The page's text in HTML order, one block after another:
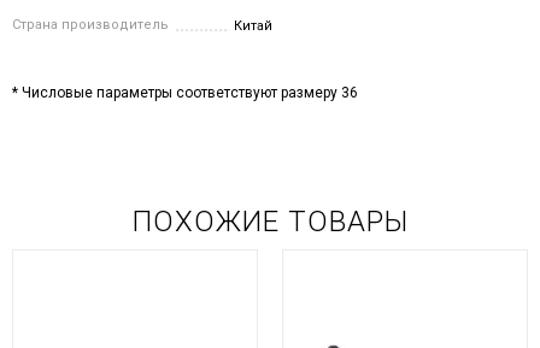
Страна производитель Китай
* Числовые параметры соответствуют размеру 36
ПОХОЖИЕ ТОВАРЫ